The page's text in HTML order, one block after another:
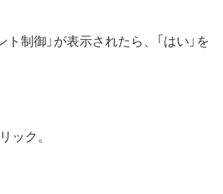
ト制御」が表示されたら、「はい」を
ック。